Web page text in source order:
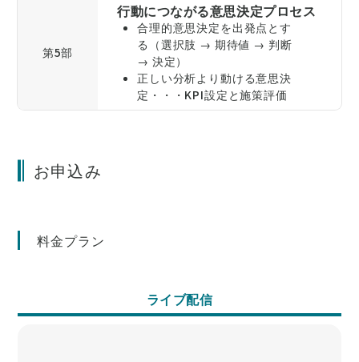
第5部
行動につながる意思決定プロセス
合理的意思決定を出発点とす
る（選択肢 → 期待値 → 判断
→ 決定）
正しい分析より動ける意思決
定・・・KPI設定と施策評価
お申込み
料金プラン
ライブ配信